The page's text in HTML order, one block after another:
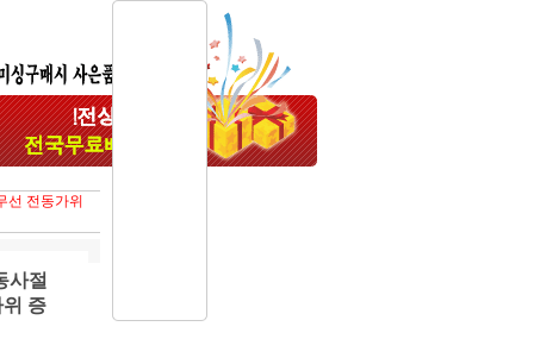
선 전동가위
사절
증